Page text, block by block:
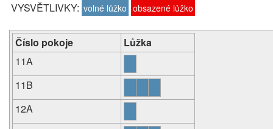
VYSVĚTLIVKY: volné lůžko obsazené lůžko
Číslo pokoje
Lůžka
11A
11B
12A